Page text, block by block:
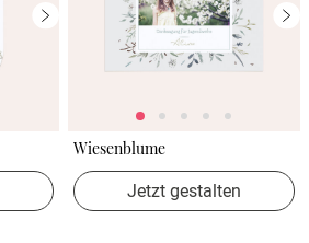
Wiesenblume
Jetzt gestalten